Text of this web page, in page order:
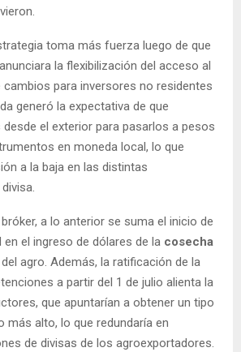
toma más fuerza luego de que
anunciara la flexibilización del acceso al
para inversores no residentes
generó la expectativa de que
el exterior para pasarlos a pesos
en moneda local, lo que
a la baja en las distintas
a lo anterior se suma el inicio de
el ingreso de dólares de la cosecha
agro. Además, la ratificación de la
a partir del 1 de julio alienta la
que apuntarían a obtener un tipo
más alto, lo que redundaría en
de divisas de los agroexportadores.